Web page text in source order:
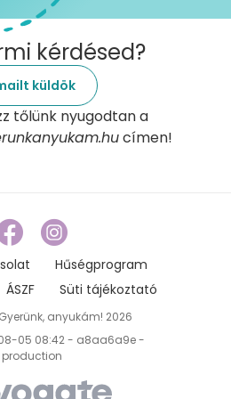
kérdésed?
küldök
tőlünk nyugodtan a
címen!
Hűségprogram
ÁSZF Süti tájékoztató
anyukám! 2026
05 08:42 - a8aa6a9e -
production